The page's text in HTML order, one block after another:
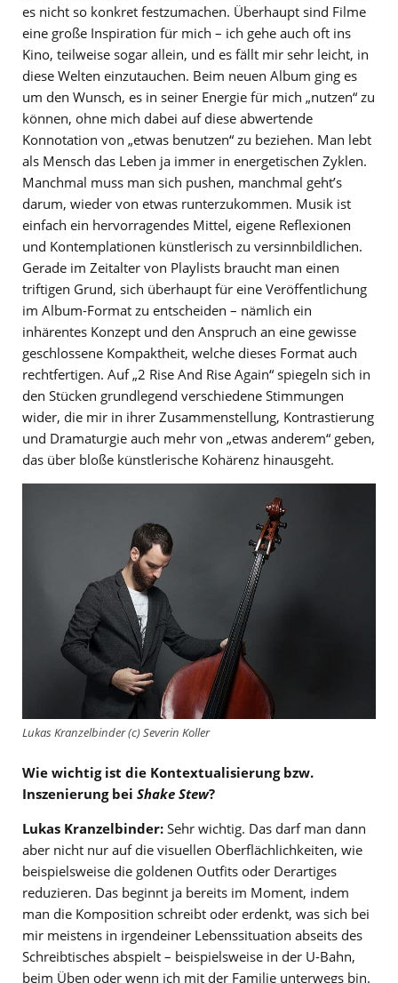
es nicht so konkret festzumachen. Überhaupt sind Filme
eine große Inspiration für mich – ich gehe auch oft ins
Kino, teilweise sogar allein, und es fällt mir sehr leicht, in
diese Welten einzutauchen. Beim neuen Album ging es
um den Wunsch, es in seiner Energie für mich „nutzen“ zu
können, ohne mich dabei auf diese abwertende
Konnotation von „etwas benutzen“ zu beziehen. Man lebt
als Mensch das Leben ja immer in energetischen Zyklen.
Manchmal muss man sich pushen, manchmal geht’s
darum, wieder von etwas runterzukommen. Musik ist
einfach ein hervorragendes Mittel, eigene Reflexionen
und Kontemplationen künstlerisch zu versinnbildlichen.
Gerade im Zeitalter von Playlists braucht man einen
triftigen Grund, sich überhaupt für eine Veröffentlichung
im Album-Format zu entscheiden – nämlich ein
inhärentes Konzept und den Anspruch an eine gewisse
geschlossene Kompaktheit, welche dieses Format auch
rechtfertigen. Auf „2 Rise And Rise Again“ spiegeln sich in
den Stücken grundlegend verschiedene Stimmungen
wider, die mir in ihrer Zusammenstellung, Kontrastierung
und Dramaturgie auch mehr von „etwas anderem“ geben,
das über bloße künstlerische Kohärenz hinausgeht.
Lukas Kranzelbinder (c) Severin Koller
Wie wichtig ist die Kontextualisierung bzw.
Inszenierung bei Shake Stew?
Lukas Kranzelbinder: Sehr wichtig. Das darf man dann
aber nicht nur auf die visuellen Oberflächlichkeiten, wie
beispielsweise die goldenen Outfits oder Derartiges
reduzieren. Das beginnt ja bereits im Moment, indem
man die Komposition schreibt oder erdenkt, was sich bei
mir meistens in irgendeiner Lebenssituation abseits des
Schreibtisches abspielt – beispielsweise in der U-Bahn,
beim Üben oder wenn ich mit der Familie unterwegs bin.